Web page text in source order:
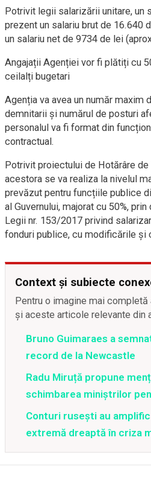
Potrivit legii salarizării unitare, un
prezent un salariu brut de 16.640
un salariu net de 9734 de lei
Angajații Agenției vor fi plătiți cu
ceilalți bugetari
Agenția va avea un număr maxim
demnitarii și numărul de posturi
personalul va fi format din
contractual.
Potrivit proiectului de Hotărâre de
acestora se va realiza la nivelul
prevăzut pentru funcțiile publice
al Guvernului, majorat cu 50%,
Legii nr. 153/2017 privind
fonduri publice, cu modificările și
Context și subiecte
Pentru o imagine mai
și aceste articole relevante din
Bruno Guimaraes a
record de la Newcastle
Radu Miruță propune
schimbarea miniștrilor
Conturi rusești au
extremă dreaptă în criza